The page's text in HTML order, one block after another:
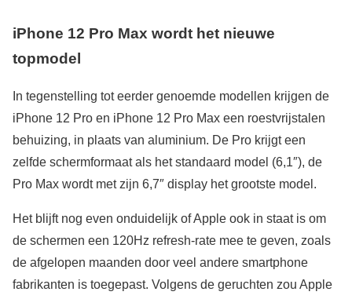
iPhone 12 Pro Max wordt het nieuwe
topmodel
In tegenstelling tot eerder genoemde modellen krijgen de
iPhone 12 Pro en iPhone 12 Pro Max een roestvrijstalen
behuizing, in plaats van aluminium. De Pro krijgt een
zelfde schermformaat als het standaard model (6,1″), de
Pro Max wordt met zijn 6,7″ display het grootste model.
Het blijft nog even onduidelijk of Apple ook in staat is om
de schermen een 120Hz refresh-rate mee te geven, zoals
de afgelopen maanden door veel andere smartphone
fabrikanten is toegepast. Volgens de geruchten zou Apple